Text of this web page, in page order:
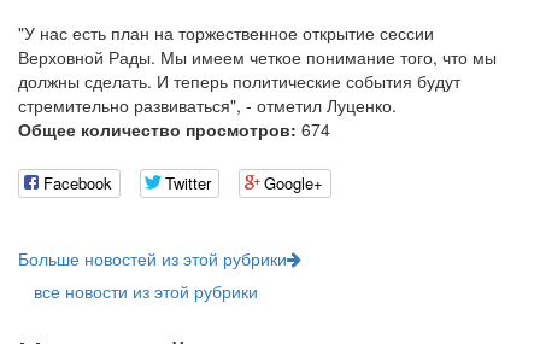
"У нас есть план на торжественное открытие сессии
Верховной Рады. Мы имеем четкое понимание того, что мы
должны сделать. И теперь политические события будут
стремительно развиваться", - отметил Луценко.
Общее количество просмотров: 674
Facebook Twitter Google+
Больше новостей из этой рубрики
все новости из этой рубрики